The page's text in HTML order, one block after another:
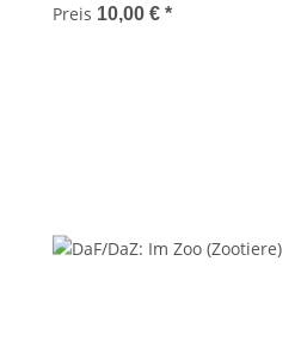
Preis 10,00 € *